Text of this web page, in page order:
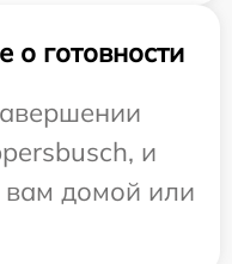
готовности
и
вам домой или